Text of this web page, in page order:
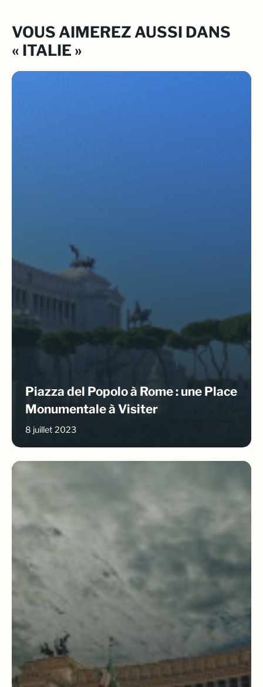
VOUS AIMEREZ AUSSI DANS
« ITALIE »
Piazza del Popolo à Rome : une Place
Monumentale à Visiter
8 juillet 2023